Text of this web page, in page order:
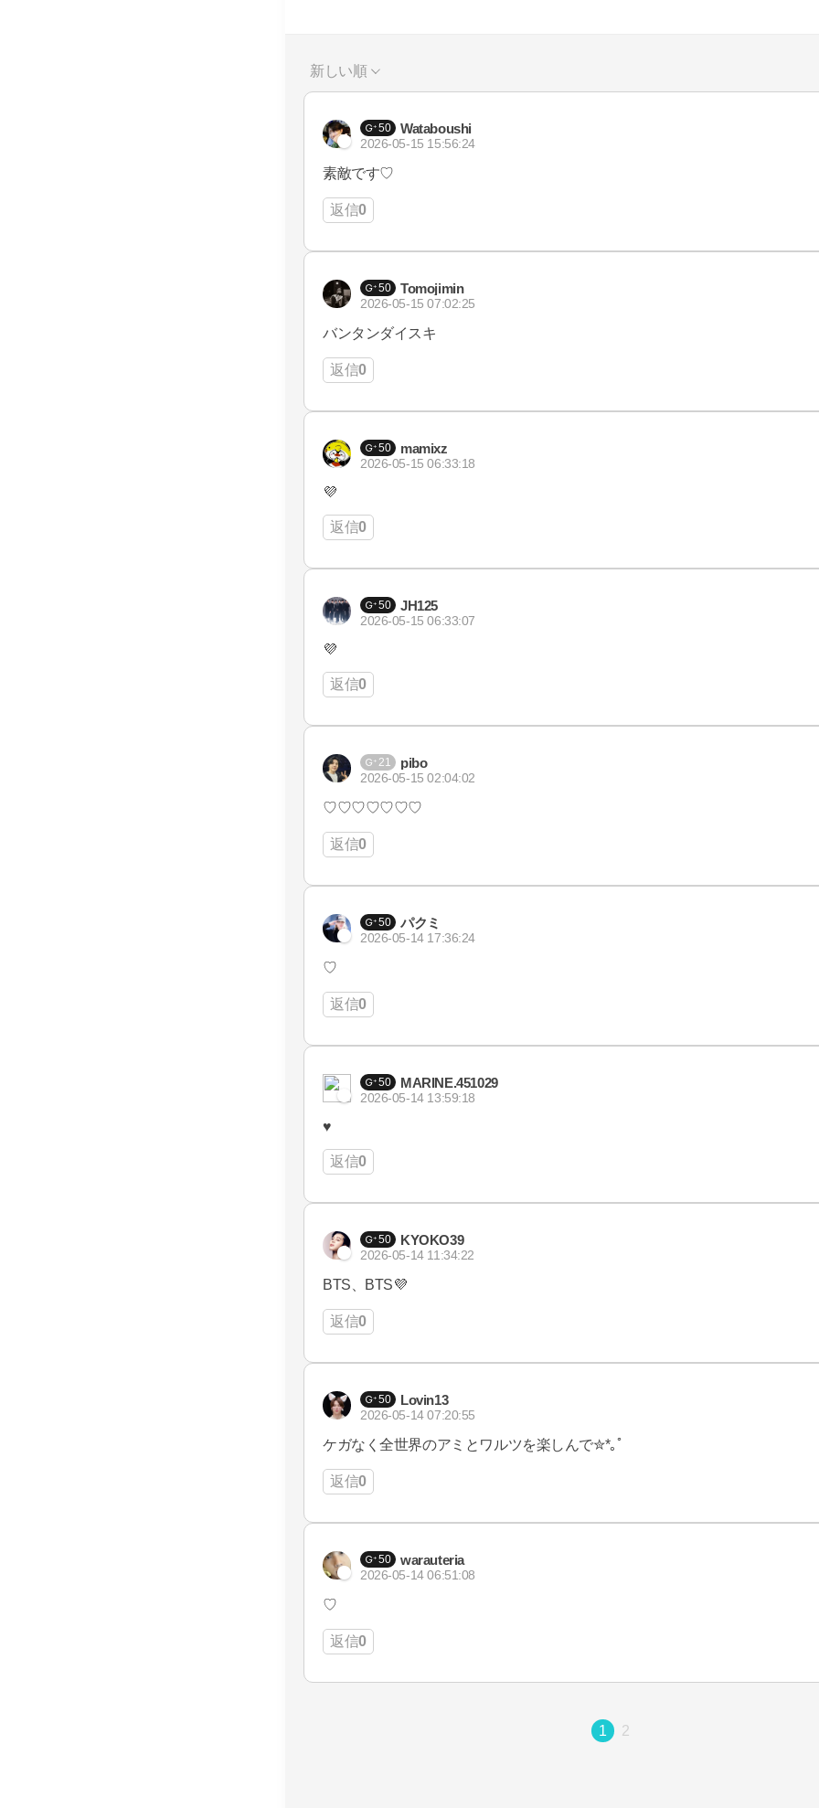
新しい順
50 Wataboushi
2026-05-15 15:56:24
素敵です♡
返信0
50 Tomojimin
2026-05-15 07:02:25
バンタンダイスキ
返信0
50 mamixz
2026-05-15 06:33:18
💜‪
返信0
50 JH125
2026-05-15 06:33:07
💜‪
返信0
21 pibo
2026-05-15 02:04:02
♡♡♡♡♡♡♡
返信0
50 パクミ
2026-05-14 17:36:24
♡
返信0
50 MARINE.451029
2026-05-14 13:59:18
♥
返信0
50 KYOKO39
2026-05-14 11:34:22
BTS、BTS💜
返信0
50 Lovin13
2026-05-14 07:20:55
ケガなく全世界のアミとワルツを楽しんで✮*｡ﾟ
返信0
50 warauteria
2026-05-14 06:51:08
♡
返信0
1 2